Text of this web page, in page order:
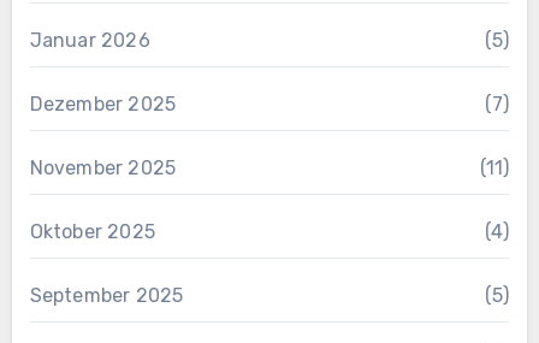
Januar 2026 (5)
Dezember 2025 (7)
November 2025 (11)
Oktober 2025 (4)
September 2025 (5)